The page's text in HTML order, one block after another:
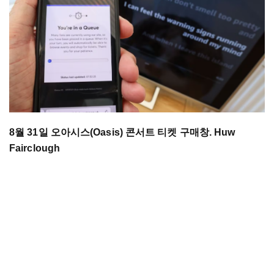
8월 31일 오아시스(Oasis) 콘서트 티켓 구매창. Huw
Fairclough